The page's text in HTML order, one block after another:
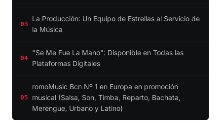
03
La Producción: Un Equipo de Estrellas al Servicio de
la Música
04
"Se Me Fue La Mano": Disponible en Todas las
Plataformas Digitales
05
romoMusic Bcn Nº 1 en Europa en promoción
musical (Salsa, Son, Timba, Reparto, Bachata,
Merengue, Urbano y Latino)